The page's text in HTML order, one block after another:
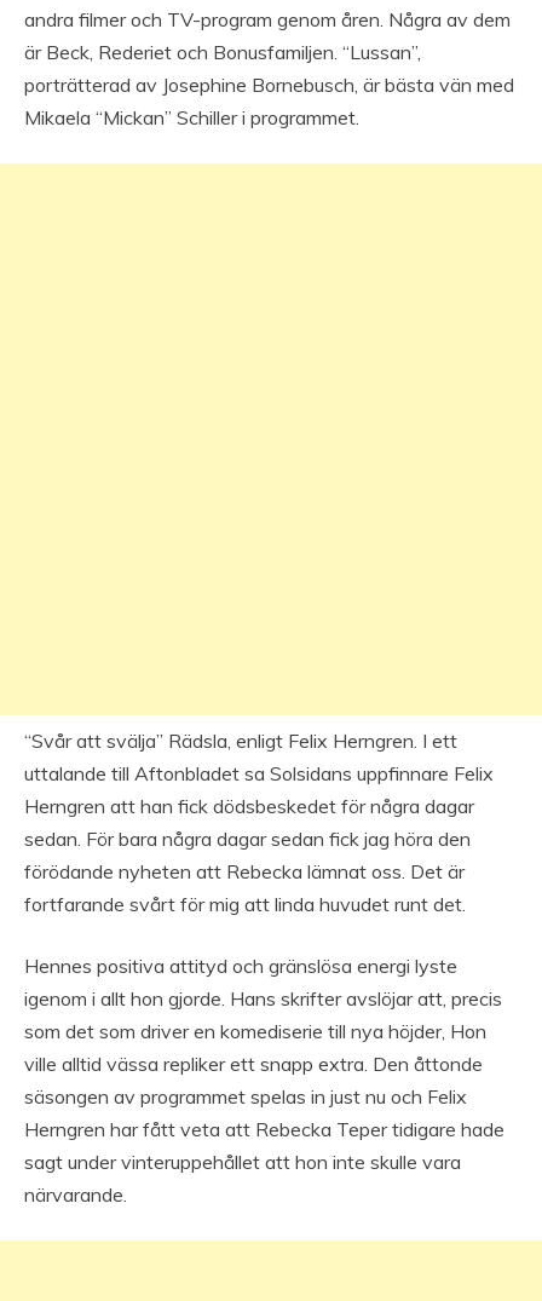
andra filmer och TV-program genom åren. Några av dem
är Beck, Rederiet och Bonusfamiljen. “Lussan”,
porträtterad av Josephine Bornebusch, är bästa vän med
Mikaela “Mickan” Schiller i programmet.
“Svår att svälja” Rädsla, enligt Felix Herngren. I ett
uttalande till Aftonbladet sa Solsidans uppfinnare Felix
Herngren att han fick dödsbeskedet för några dagar
sedan. För bara några dagar sedan fick jag höra den
förödande nyheten att Rebecka lämnat oss. Det är
fortfarande svårt för mig att linda huvudet runt det.
Hennes positiva attityd och gränslösa energi lyste
igenom i allt hon gjorde. Hans skrifter avslöjar att, precis
som det som driver en komediserie till nya höjder, Hon
ville alltid vässa repliker ett snapp extra. Den åttonde
säsongen av programmet spelas in just nu och Felix
Herngren har fått veta att Rebecka Teper tidigare hade
sagt under vinteruppehållet att hon inte skulle vara
närvarande.